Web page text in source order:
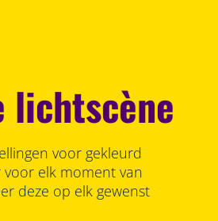
lichtscène
voor gekleurd
elk moment van
deze op elk gewenst